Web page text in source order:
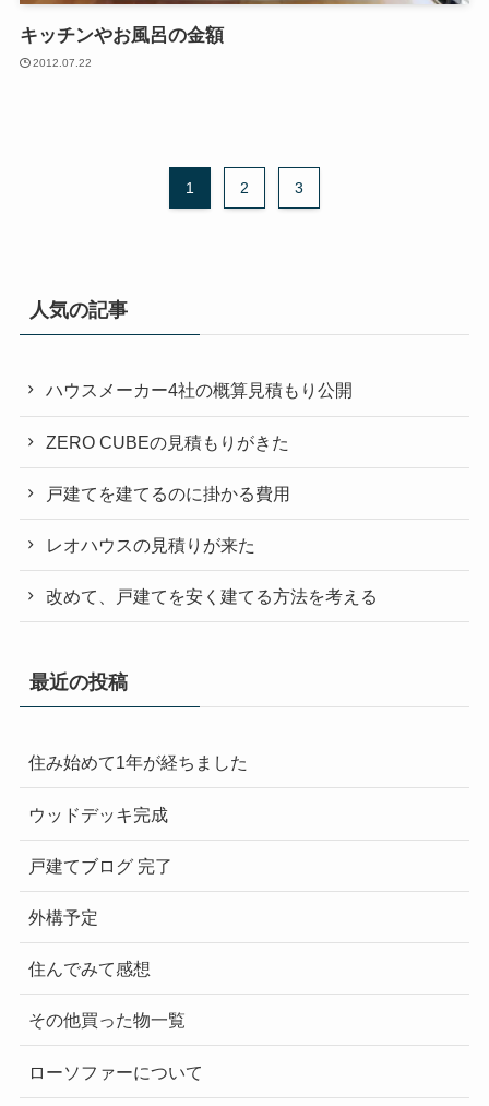
キッチンやお風呂の金額
2012.07.22
1 2 3
人気の記事
ハウスメーカー4社の概算見積もり公開
ZERO CUBEの見積もりがきた
戸建てを建てるのに掛かる費用
レオハウスの見積りが来た
改めて、戸建てを安く建てる方法を考える
最近の投稿
住み始めて1年が経ちました
ウッドデッキ完成
戸建てブログ 完了
外構予定
住んでみて感想
その他買った物一覧
ローソファーについて